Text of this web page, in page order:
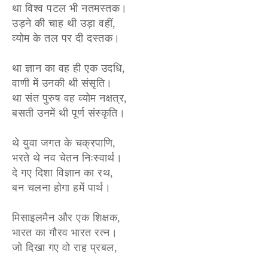
था विश्व पटल भी नतमस्तक।
उड़ने की चाह थी उड़ा वहीं,
व्योम के तल पर दी दस्तक।
था ज्ञान का वह ही एक उदधि,
वाणी में उनकी थी संसृति।
था संत पुरुष वह व्योम नक्षत्र,
बसती उनमें थी पूर्ण संस्कृति।
थे युवा जगत के चक्रपाणि,
भरते थे नव चेतन निःस्वार्थ।
दे गए दिशा विज्ञान का रथ,
बन चलना होगा हमें पार्थ।
मिसाइलमैन और एक शिक्षक,
भारत का गौरव भारत रत्न।
जो दिखा गए वो राह प्रबल,